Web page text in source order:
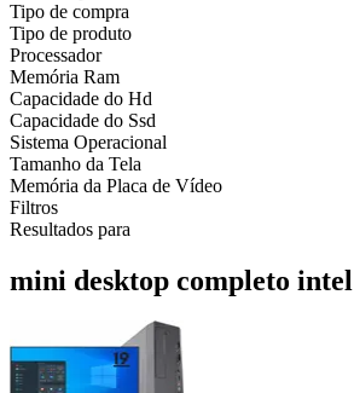
Tipo de compra
Tipo de produto
Processador
Memória Ram
Capacidade do Hd
Capacidade do Ssd
Sistema Operacional
Tamanho da Tela
Memória da Placa de Vídeo
Filtros
Resultados para
mini desktop completo